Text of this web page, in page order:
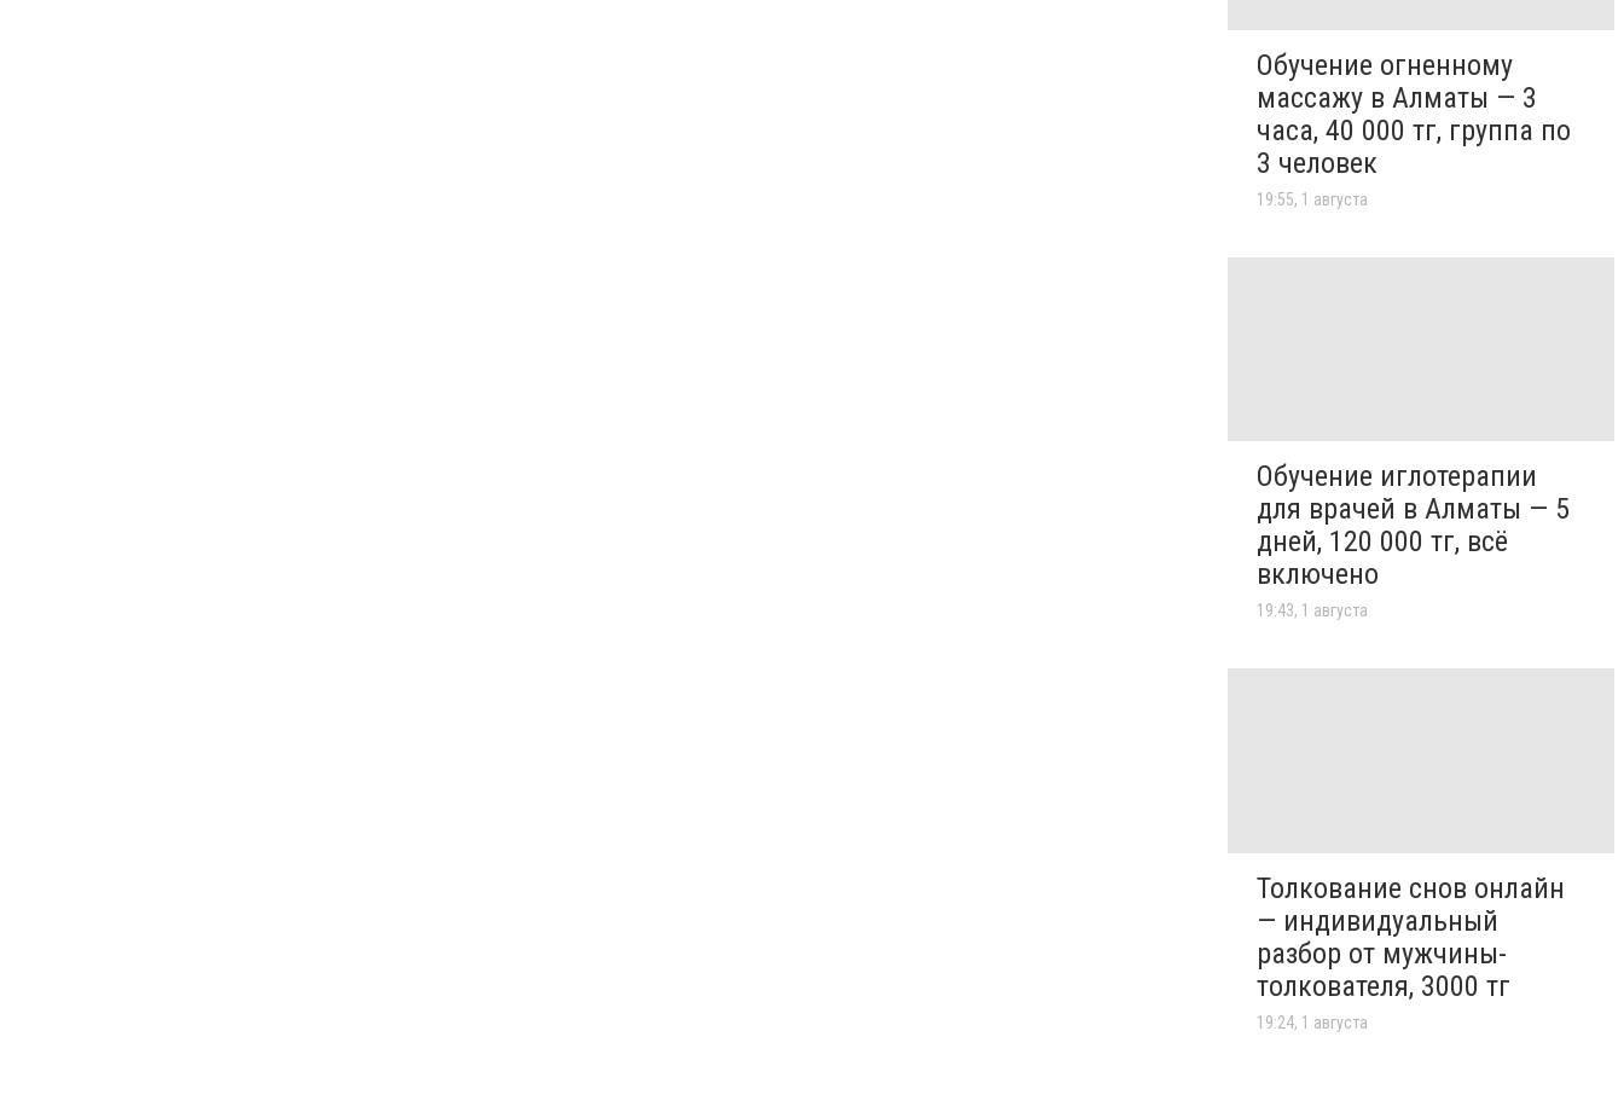
Обучение огненному
массажу в Алматы — 3
часа, 40 000 тг, группа по
3 человек
19:55, 1 августа
Обучение иглотерапии
для врачей в Алматы — 5
дней, 120 000 тг, всё
включено
19:43, 1 августа
Толкование снов онлайн
— индивидуальный
разбор от мужчины-
толкователя, 3000 тг
19:24, 1 августа